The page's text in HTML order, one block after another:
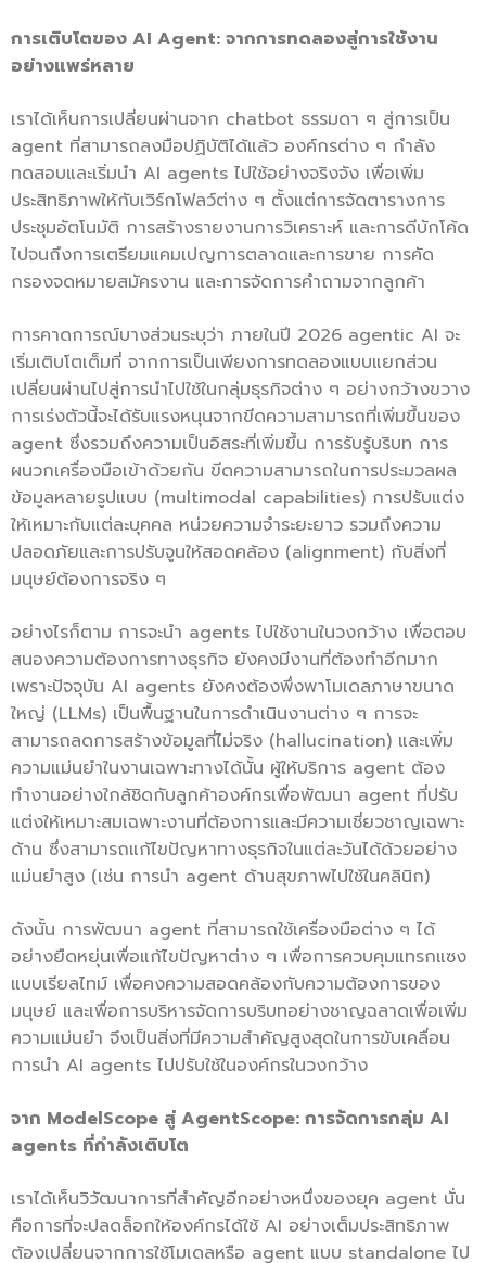
การเติบโตของ AI Agent: จากการทดลองสู่การใช้งาน
อย่างแพร่หลาย
เราได้เห็นการเปลี่ยนผ่านจาก chatbot ธรรมดา ๆ สู่การเป็น
agent ที่สามารถลงมือปฏิบัติได้แล้ว องค์กรต่าง ๆ กำลัง
ทดสอบและเริ่มนำ AI agents ไปใช้อย่างจริงจัง เพื่อเพิ่ม
ประสิทธิภาพให้กับเวิร์กโฟลว์ต่าง ๆ ตั้งแต่การจัดตารางการ
ประชุมอัตโนมัติ การสร้างรายงานการวิเคราะห์ และการดีบักโค้ด
ไปจนถึงการเตรียมแคมเปญการตลาดและการขาย การคัด
กรองจดหมายสมัครงาน และการจัดการคำถามจากลูกค้า
การคาดการณ์บางส่วนระบุว่า ภายในปี 2026 agentic AI จะ
เริ่มเติบโตเต็มที่ จากการเป็นเพียงการทดลองแบบแยกส่วน
เปลี่ยนผ่านไปสู่การนำไปใช้ในกลุ่มธุรกิจต่าง ๆ อย่างกว้างขวาง
การเร่งตัวนี้จะได้รับแรงหนุนจากขีดความสามารถที่เพิ่มขึ้นของ
agent ซึ่งรวมถึงความเป็นอิสระที่เพิ่มขึ้น การรับรู้บริบท การ
ผนวกเครื่องมือเข้าด้วยกัน ขีดความสามารถในการประมวลผล
ข้อมูลหลายรูปแบบ (multimodal capabilities) การปรับแต่ง
ให้เหมาะกับแต่ละบุคคล หน่วยความจำระยะยาว รวมถึงความ
ปลอดภัยและการปรับจูนให้สอดคล้อง (alignment) กับสิ่งที่
มนุษย์ต้องการจริง ๆ
อย่างไรก็ตาม การจะนำ agents ไปใช้งานในวงกว้าง เพื่อตอบ
สนองความต้องการทางธุรกิจ ยังคงมีงานที่ต้องทำอีกมาก
เพราะปัจจุบัน AI agents ยังคงต้องพึ่งพาโมเดลภาษาขนาด
ใหญ่ (LLMs) เป็นพื้นฐานในการดำเนินงานต่าง ๆ การจะ
สามารถลดการสร้างข้อมูลที่ไม่จริง (hallucination) และเพิ่ม
ความแม่นยำในงานเฉพาะทางได้นั้น ผู้ให้บริการ agent ต้อง
ทำงานอย่างใกล้ชิดกับลูกค้าองค์กรเพื่อพัฒนา agent ที่ปรับ
แต่งให้เหมาะสมเฉพาะงานที่ต้องการและมีความเชี่ยวชาญเฉพาะ
ด้าน ซึ่งสามารถแก้ไขปัญหาทางธุรกิจในแต่ละวันได้ด้วยอย่าง
แม่นยำสูง (เช่น การนำ agent ด้านสุขภาพไปใช้ในคลินิก)
ดังนั้น การพัฒนา agent ที่สามารถใช้เครื่องมือต่าง ๆ ได้
อย่างยืดหยุ่นเพื่อแก้ไขปัญหาต่าง ๆ เพื่อการควบคุมแทรกแซง
แบบเรียลไทม์ เพื่อคงความสอดคล้องกับความต้องการของ
มนุษย์ และเพื่อการบริหารจัดการบริบทอย่างชาญฉลาดเพื่อเพิ่ม
ความแม่นยำ จึงเป็นสิ่งที่มีความสำคัญสูงสุดในการขับเคลื่อน
การนำ AI agents ไปปรับใช้ในองค์กรในวงกว้าง
จาก ModelScope สู่ AgentScope: การจัดการกลุ่ม AI
agents ที่กำลังเติบโต
เราได้เห็นวิวัฒนาการที่สำคัญอีกอย่างหนึ่งของยุค agent นั่น
คือการที่จะปลดล็อกให้องค์กรได้ใช้ AI อย่างเต็มประสิทธิภาพ
ต้องเปลี่ยนจากการใช้โมเดลหรือ agent แบบ standalone ไป